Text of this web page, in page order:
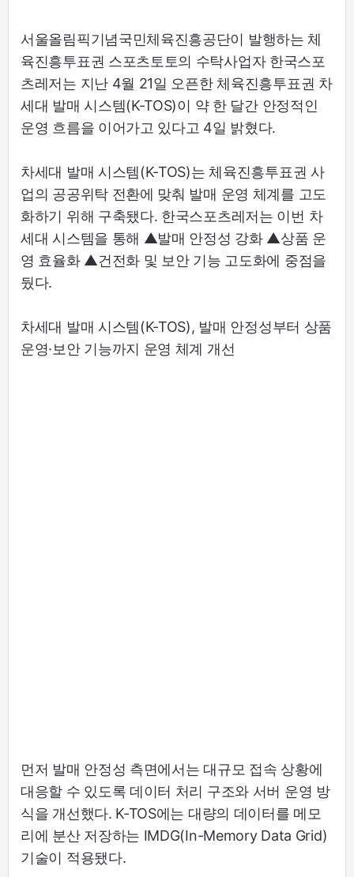
서울올림픽기념국민체육진흥공단이 발행하는 체
육진흥투표권 스포츠토토의 수탁사업자 한국스포
츠레저는 지난 4월 21일 오픈한 체육진흥투표권 차
세대 발매 시스템(K-TOS)이 약 한 달간 안정적인
운영 흐름을 이어가고 있다고 4일 밝혔다.
차세대 발매 시스템(K-TOS)는 체육진흥투표권 사
업의 공공위탁 전환에 맞춰 발매 운영 체계를 고도
화하기 위해 구축됐다. 한국스포츠레저는 이번 차
세대 시스템을 통해 ▲발매 안정성 강화 ▲상품 운
영 효율화 ▲건전화 및 보안 기능 고도화에 중점을
뒀다.
차세대 발매 시스템(K-TOS), 발매 안정성부터 상품
운영·보안 기능까지 운영 체계 개선
먼저 발매 안정성 측면에서는 대규모 접속 상황에
대응할 수 있도록 데이터 처리 구조와 서버 운영 방
식을 개선했다. K-TOS에는 대량의 데이터를 메모
리에 분산 저장하는 IMDG(In-Memory Data Grid)
기술이 적용됐다.